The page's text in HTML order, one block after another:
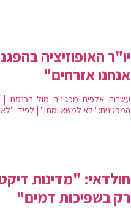
יו"ר האופוזיציה
אנחנו אזרחים"
עשרות אלפים מפגינים מול הכנסת
המפגינים: "לא למשא ומתן" | לפיד:
חולדאי: "מדינות
רק בשפיכות דמים"